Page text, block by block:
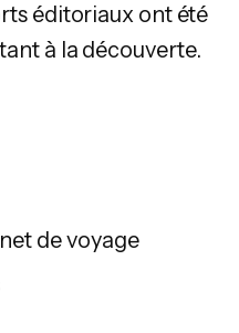
éditoriaux ont été
à la découverte.
de voyage